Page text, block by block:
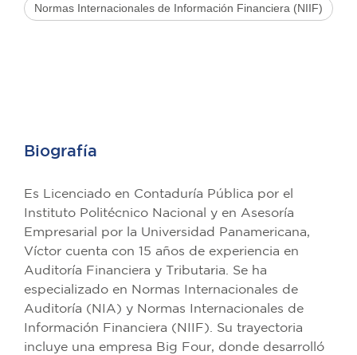
Normas Internacionales de Información Financiera (NIIF)
Biografía
Es Licenciado en Contaduría Pública por el
Instituto Politécnico Nacional y en Asesoría
Empresarial por la Universidad Panamericana,
Víctor cuenta con 15 años de experiencia en
Auditoría Financiera y Tributaria. Se ha
especializado en Normas Internacionales de
Auditoría (NIA) y Normas Internacionales de
Información Financiera (NIIF). Su trayectoria
incluye una empresa Big Four, donde desarrolló